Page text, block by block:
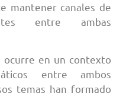
mantener canales de
entre ambas
ocurre en un contexto
entre ambos
temas han formado